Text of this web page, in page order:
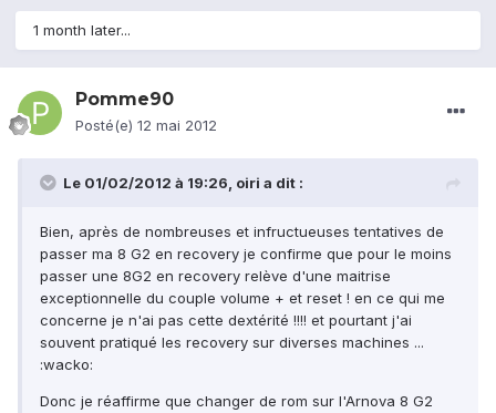
1 month later...
Pomme90
Posté(e) 12 mai 2012
Le 01/02/2012 à 19:26, oiri a dit :
Bien, après de nombreuses et infructueuses tentatives de
passer ma 8 G2 en recovery je confirme que pour le moins
passer une 8G2 en recovery relève d'une maitrise
exceptionnelle du couple volume + et reset ! en ce qui me
concerne je n'ai pas cette dextérité !!!! et pourtant j'ai
souvent pratiqué les recovery sur diverses machines ...
:wacko:
Donc je réaffirme que changer de rom sur l'Arnova 8 G2